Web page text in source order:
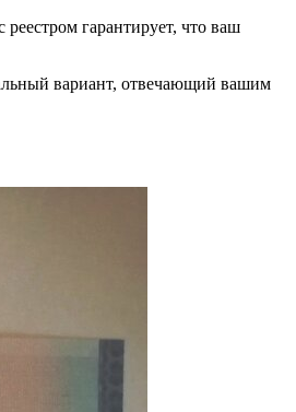
гарантирует, что ваш
вариант, отвечающий вашим